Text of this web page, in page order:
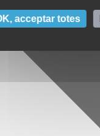
acceptar totes